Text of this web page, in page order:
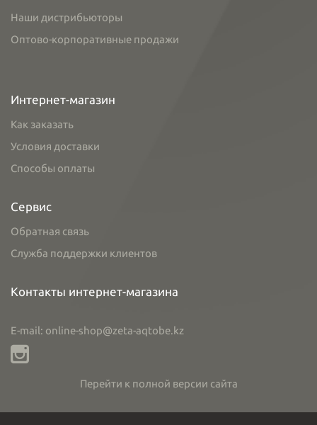
Наши дистрибьюторы
Оптово-корпоративные продажи
Интернет-магазин
Как заказать
Условия доставки
Способы оплаты
Сервис
Обратная связь
Служба поддержки клиентов
Контакты интернет-магазина
E-mail: online-shop@zeta-aqtobe.kz
Перейти к полной версии сайта